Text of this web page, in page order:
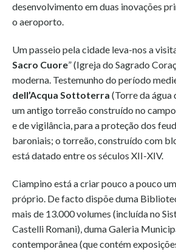
desenvolvimento em duas inovações
o aeroporto.
Um passeio pela cidade leva-nos a
Sacro Cuore” (Igreja do Sagrado
moderna. Testemunho do período
dell’Acqua Sottoterra (Torre da água
um antigo torreão construído no
e de vigilância, para a proteção dos
baroniais; o torreão, construído com
está datado entre os séculos XII-XIV.
Ciampino está a criar pouco a pouco
próprio. De facto dispõe duma
mais de 13.000 volumes (incluída no
Castelli Romani), duma Galeria
contemporânea (que contém